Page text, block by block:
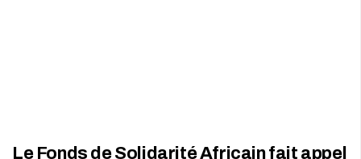
Le Fonds de Solidarité Africain fait appel